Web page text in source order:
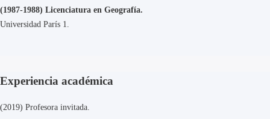
(1987-1988) Licenciatura en Geografía.
Universidad París 1.
Experiencia académica
(2019) Profesora invitada.